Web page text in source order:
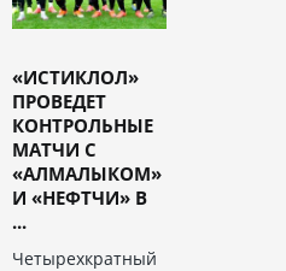
«ИСТИКЛОЛ»
ПРОВЕДЕТ
КОНТРОЛЬНЫЕ
МАТЧИ С
«АЛМАЛЫКОМ»
И «НЕФТЧИ» В
...
Четырехкратный